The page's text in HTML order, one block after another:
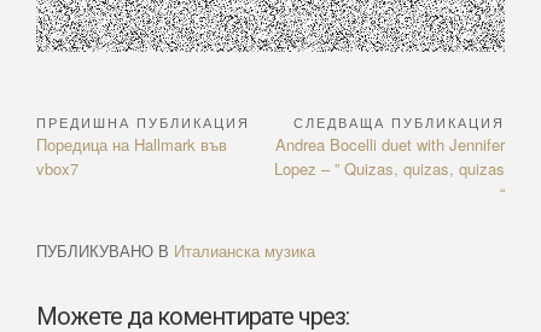
Навигация
ПРЕДИШНА ПУБЛИКАЦИЯ
Previous
Article:
Поредица на Hallmark във
vbox7
СЛЕДВАЩА ПУБЛИКАЦИЯ
Next
Article:
Andrea Bocelli duet with Jennifer
Lopez – ” Quizas, quizas, quizas
“
ПУБЛИКУВАНО В Италианска музика
Можете да коментирате чрез: